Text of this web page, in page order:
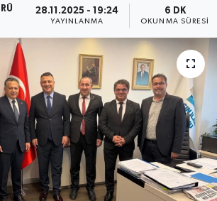
28.11.2025 - 19:24
YAYINLANMA
6 DK
OKUNMA SÜRESI